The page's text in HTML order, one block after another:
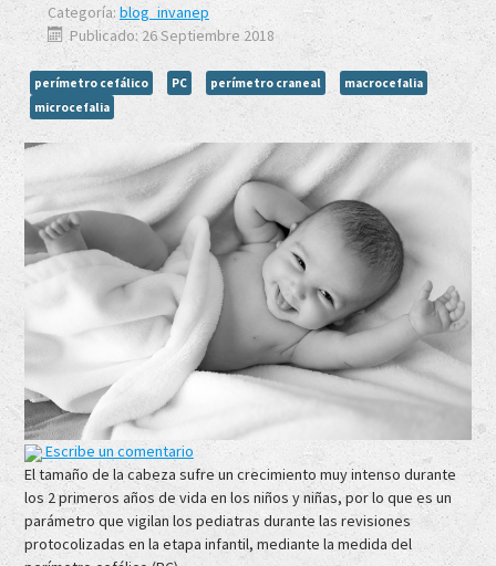
Categoría: blog_invanep
Publicado: 26 Septiembre 2018
perímetro cefálico PC perímetro craneal
macrocefalia
microcefalia
Escribe un comentario
El tamaño de la cabeza sufre un crecimiento muy intenso durante
los 2 primeros años de vida en los niños y niñas, por lo que es un
parámetro que vigilan los pediatras durante las revisiones
protocolizadas en la etapa infantil, mediante la medida del